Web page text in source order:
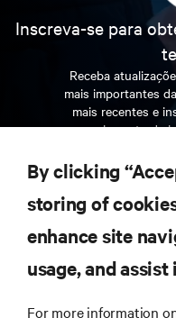
Inscreva-se para
Receba
mais importantes
mais recentes e
gerenciamento de
RECURSOS
By clicking
storing of
enhance site
usage, and
For more information